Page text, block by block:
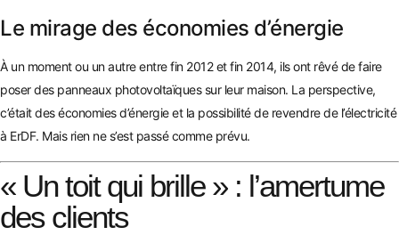
Le mirage des économies d’énergie
À un moment ou un autre entre fin 2012 et fin 2014, ils ont rêvé de faire
poser des panneaux photovoltaïques sur leur maison. La perspective,
c’était des économies d’énergie et la possibilité de revendre de l’électricité
à ErDF. Mais rien ne s’est passé comme prévu.
« Un toit qui brille » : l’amertume
des clients